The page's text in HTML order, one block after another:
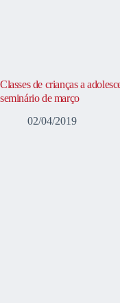
Classes de crianças a
seminário de março
02/04/2019